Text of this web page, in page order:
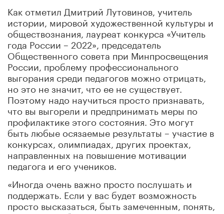
Как отметил Дмитрий Лутовинов, учитель
истории, мировой художественной культуры и
обществознания, лауреат конкурса «Учитель
года России – 2022», председатель
Общественного совета при Минпросвещения
России, проблему профессионального
выгорания среди педагогов можно отрицать,
но это не значит, что ее не существует.
Поэтому надо научиться просто признавать,
что вы выгорели и предпринимать меры по
профилактике этого состояния. Это могут
быть любые осязаемые результаты – участие в
конкурсах, олимпиадах, других проектах,
направленных на повышение мотивации
педагога и его учеников.
«Иногда очень важно просто послушать и
поддержать. Если у вас будет возможность
просто высказаться, быть замеченным, понять,